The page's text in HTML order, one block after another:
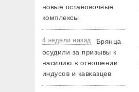
новые остановочные
комплексы
4 недели назад
Брянца
осудили за призывы к
насилию в отношении
индусов и кавказцев